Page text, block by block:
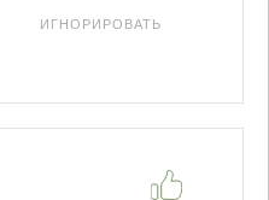
ИГНОРИРОВАТЬ